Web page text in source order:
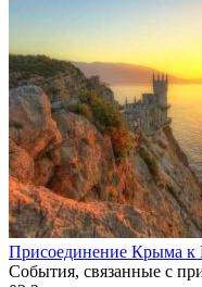
Присоединение Крыма к
События, связанные с